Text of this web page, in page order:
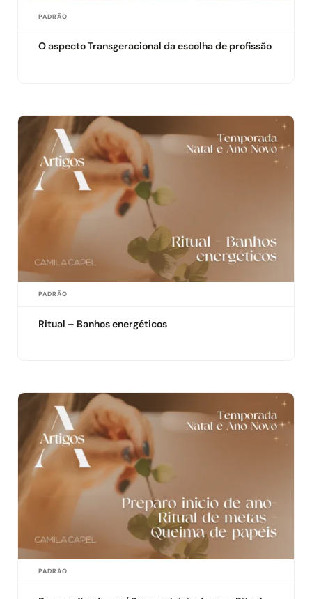
PADRÃO
O aspecto Transgeracional da escolha de profissão
PADRÃO
Ritual – Banhos energéticos
PADRÃO